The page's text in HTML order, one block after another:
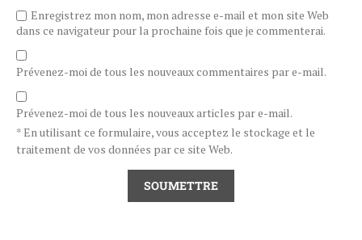
Enregistrez mon nom, mon adresse e-mail et mon site Web
dans ce navigateur pour la prochaine fois que je commenterai.
Prévenez-moi de tous les nouveaux commentaires par e-mail.
Prévenez-moi de tous les nouveaux articles par e-mail.
* En utilisant ce formulaire, vous acceptez le stockage et le
traitement de vos données par ce site Web.